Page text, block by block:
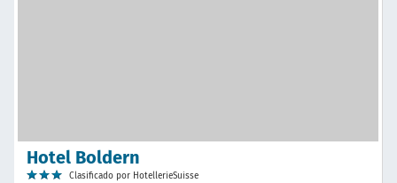
Hotel Boldern
Clasificado por HotellerieSuisse